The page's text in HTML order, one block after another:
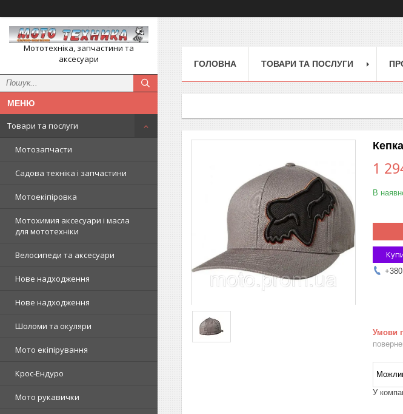
Мототехніка, запчастини та
аксесуари
Товари та послуги
Мотозапчасти
Садова техніка і запчастини
Мотоекіпіровка
Мотохимия аксесуари і масла
для мототехніки
Велосипеди та аксесуари
Нове надходження
Нове надходження
Шоломи та окуляри
Мото екіпірування
Крос-Ендуро
Мото рукавички
ГОЛОВНА ТОВАРИ ТА ПОСЛУГИ
1
В
У